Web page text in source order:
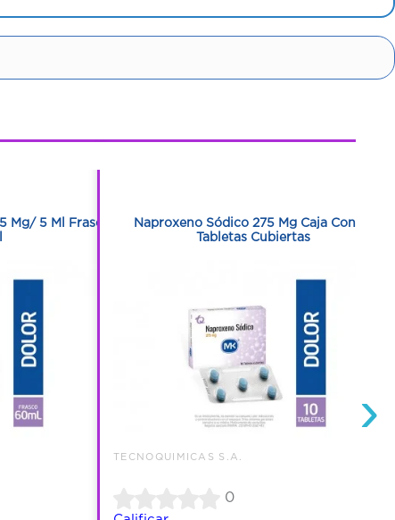
Mg/ 5 Ml Frasco
Naproxeno Sódico 275 Mg Caja Con 10
Tabletas Cubiertas
TECNOQUIMICAS S.A.
0
›